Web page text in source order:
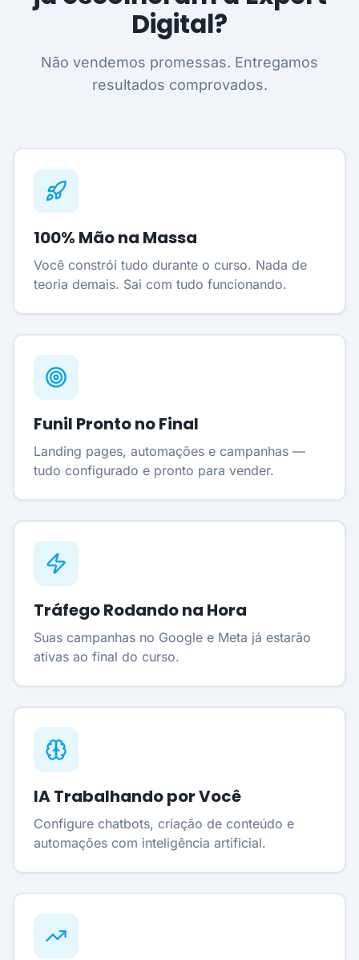
Digital?
Não vendemos promessas. Entregamos
resultados comprovados.
100% Mão na Massa
Você constrói tudo durante o curso. Nada de
teoria demais. Sai com tudo funcionando.
Funil Pronto no Final
Landing pages, automações e campanhas —
tudo configurado e pronto para vender.
Tráfego Rodando na Hora
Suas campanhas no Google e Meta já estarão
ativas ao final do curso.
IA Trabalhando por Você
Configure chatbots, criação de conteúdo e
automações com inteligência artificial.